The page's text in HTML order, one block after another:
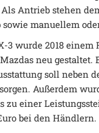
Antrieb stehen
manuellem
3 wurde 2018
neu
soll neben
Außerdem
zu einer
bei den Händlern.